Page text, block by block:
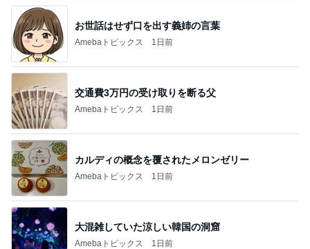
お世話はせず口を出す義姉の言葉
Amebaトピックス 1日前
交通費3万円の受け取りを断る父
Amebaトピックス 1日前
カルディの概念を覆されたメロンゼリー
Amebaトピックス 1日前
大混雑していた涼しい韓国の洞窟
Amebaトピックス 1日前